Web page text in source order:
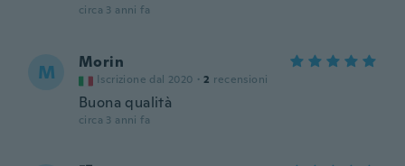
circa 3 anni fa
M Morin
Iscrizione dal 2020 · 2 recensioni
Buona qualità
circa 3 anni fa